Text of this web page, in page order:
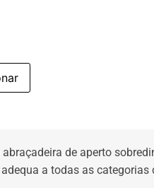
de aperto
a todas as